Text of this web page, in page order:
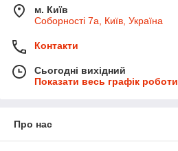
м. Київ
Соборності 7а, Київ, Україна
Контакти
Сьогодні вихідний
Показати весь графік роботи
Про нас